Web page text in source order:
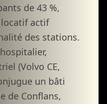
de 43 %,
locatif actif
des stations.
(Volvo CE,
un bâti
de Conflans,